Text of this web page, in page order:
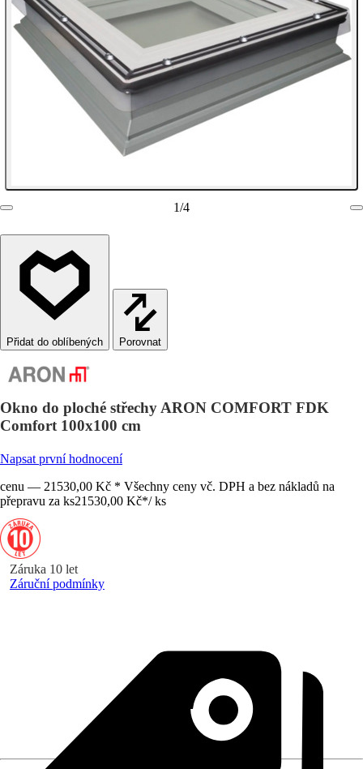
1/4
Porovnat
Okno do ploché střechy ARON COMFORT FDK
Comfort 100x100 cm
Napsat první hodnocení
cenu — 21530,00 Kč * Všechny ceny vč. DPH a bez nákladů na
přepravu za ks21530,00 Kč*/ ks
Záruka 10 let
Záruční podmínky